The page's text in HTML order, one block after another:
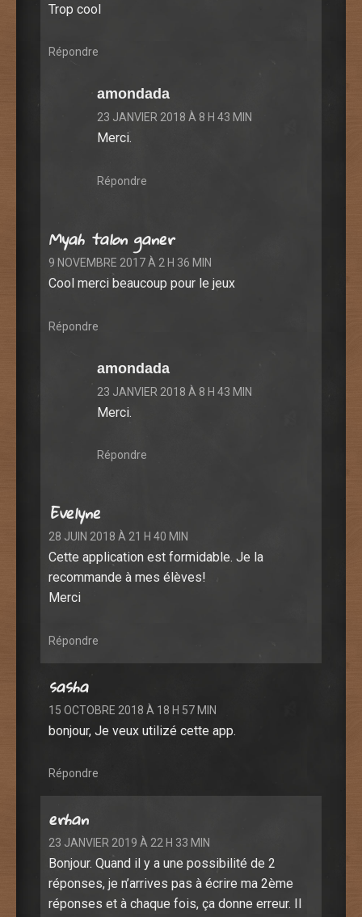
Trop cool
Répondre
amondada
23 JANVIER 2018 À 8 H 43 MIN
Merci.
Répondre
Myah talon ganer
9 NOVEMBRE 2017 À 2 H 36 MIN
Cool merci beaucoup pour le jeux
Répondre
amondada
23 JANVIER 2018 À 8 H 43 MIN
Merci.
Répondre
Evelyne
28 JUIN 2018 À 21 H 40 MIN
Cette application est formidable. Je la
recommande à mes élèves!
Merci
Répondre
sasha
15 OCTOBRE 2018 À 18 H 57 MIN
bonjour, Je veux utilizé cette app.
Répondre
erhan
23 JANVIER 2019 À 22 H 33 MIN
Bonjour. Quand il y a une possibilité de 2
réponses, je n’arrives pas à écrire ma 2ème
réponses et à chaque fois, ça donne erreur. Il